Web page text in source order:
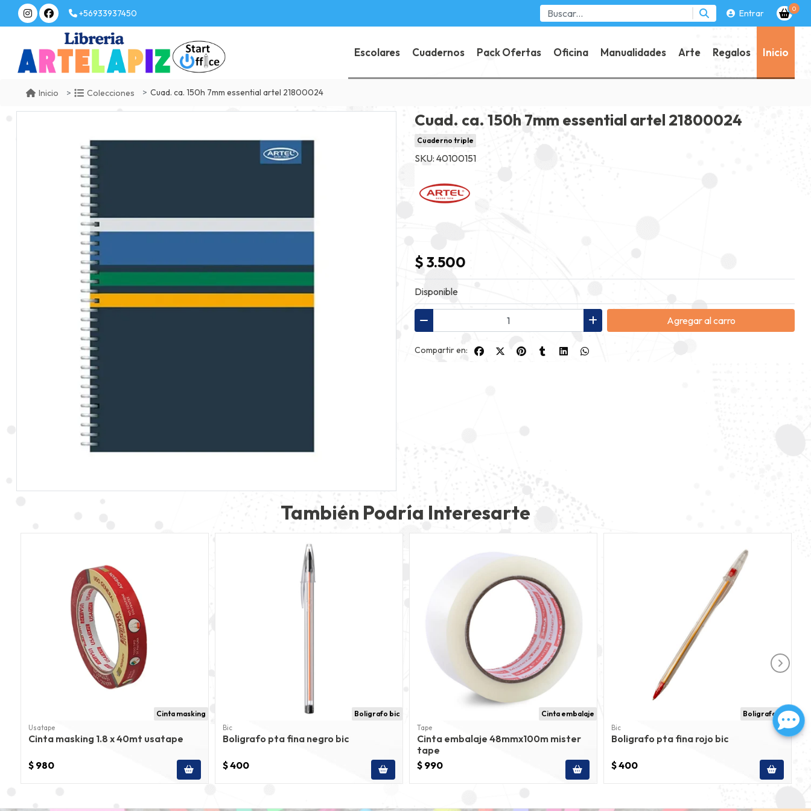
+56933937450 Entrar 0
Escolares Cuadernos Pack Ofertas Oficina Manualidades Arte Regalos Inicio
Inicio Colecciones Cuad. ca. 150h 7mm essential artel 21800024
Cuad. ca. 150h 7mm essential artel 21800024
Cuaderno triple
SKU: 40100151
$ 3.500
Disponible
Agregaral carro
Compartir en:
También Podría Interesarte
Cinta masking
Usatape
Cinta masking 1.8 x 40mt usatape
$ 980
Boligrafo bic
Bic
Boligrafo pta fina negro bic
$ 400
Cinta embalaje
Tape
Cinta embalaje 48mmx100m mister
tape
$ 990
Boligrafo bic
Bic
Boligrafo pta fina rojo bic
$ 400